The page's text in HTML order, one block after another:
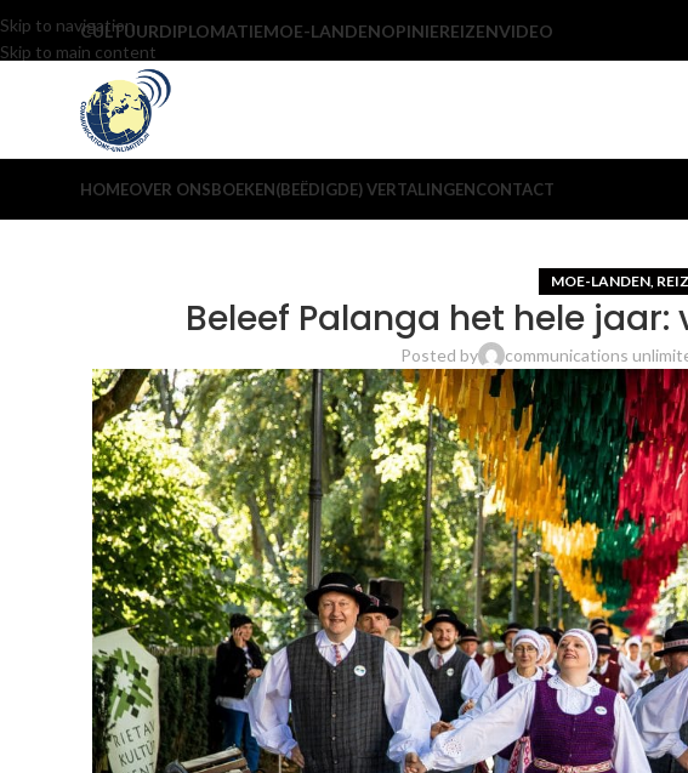
Skip to navigation
Skip to main content
CULTUURDIPLOMATIEMOE-LANDENOPINIEREIZENVIDEO
HOMEOVER ONSBOEKEN(BEËDIGDE) VERTALINGENCONTACT
MOE-LANDEN
Beleef Palanga het hele
Posted by communications